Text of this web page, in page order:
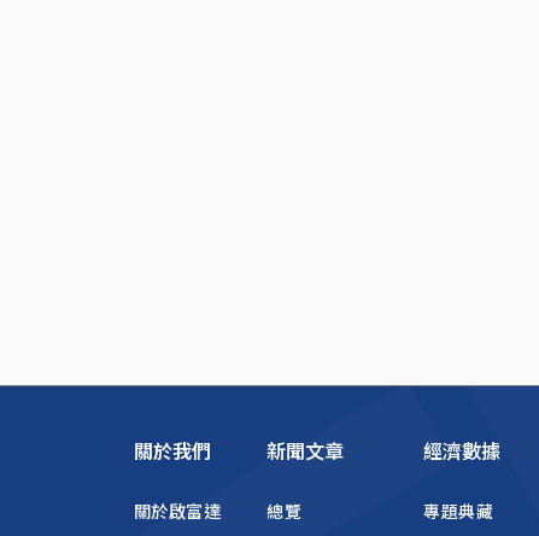
關於我們
關於啟富達
新聞文章
總覽
經濟數據
專題典藏